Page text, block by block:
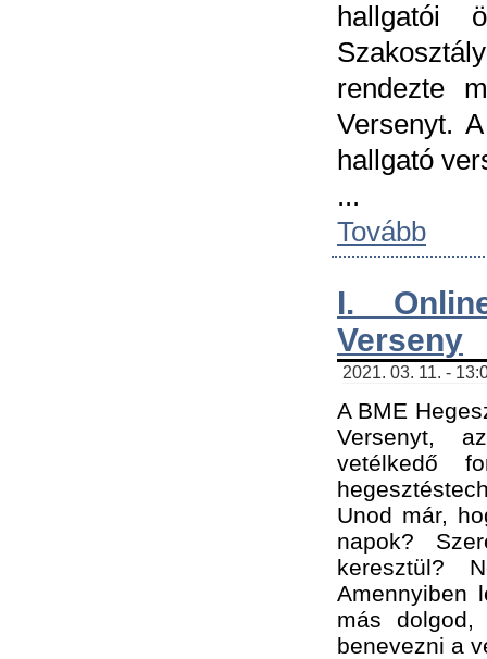
hallgatói
rendezte
Versenyt.
hallgató
...
Tovább
I.
Verseny
2021. 03. 11. -
A BME
Versenyt,
vetélkedő
Unod már,
napok?
keresztül?
Amennyiben
más
benevezni a